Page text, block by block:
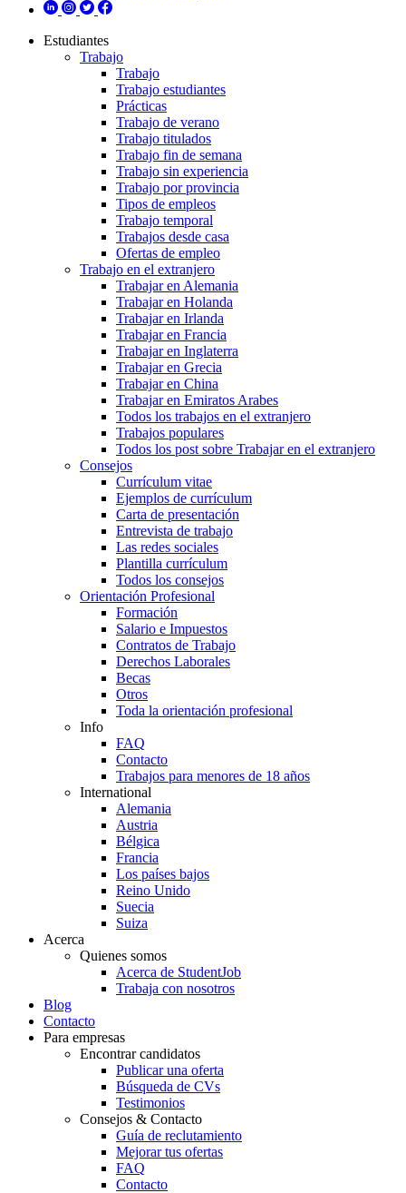
Estudiantes
Trabajo
Trabajo
Trabajo estudiantes
Prácticas
Trabajo de verano
Trabajo titulados
Trabajo fin de semana
Trabajo sin experiencia
Trabajo por provincia
Tipos de empleos
Trabajo temporal
Trabajos desde casa
Ofertas de empleo
Trabajo en el extranjero
Trabajar en Alemania
Trabajar en Holanda
Trabajar en Irlanda
Trabajar en Francia
Trabajar en Inglaterra
Trabajar en Grecia
Trabajar en China
Trabajar en Emiratos Arabes
Todos los trabajos en el extranjero
Trabajos populares
Todos los post sobre Trabajar en el extranjero
Consejos
Currículum vitae
Ejemplos de currículum
Carta de presentación
Entrevista de trabajo
Las redes sociales
Plantilla currículum
Todos los consejos
Orientación Profesional
Formación
Salario e Impuestos
Contratos de Trabajo
Derechos Laborales
Becas
Otros
Toda la orientación profesional
Info
FAQ
Contacto
Trabajos para menores de 18 años
International
Alemania
Austria
Bélgica
Francia
Los países bajos
Reino Unido
Suecia
Suiza
Acerca
Quienes somos
Acerca de StudentJob
Trabaja con nosotros
Blog
Contacto
Para empresas
Encontrar candidatos
Publicar una oferta
Búsqueda de CVs
Testimonios
Consejos & Contacto
Guía de reclutamiento
Mejorar tus ofertas
FAQ
Contacto